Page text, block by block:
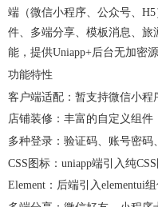
端（微信小程序、公众号、
件、多端分享、模板消息、
能，提供Uniapp+后台无加密源
功能特性
客户端适配：暂支持微信小程
店铺装修：丰富的自定义组件
多种登录：验证码、账号密码
CSS图标：uniapp端引入纯
Element：后端引入elementui